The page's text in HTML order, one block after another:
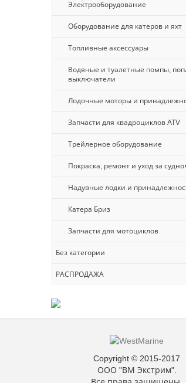
Электрооборудование
Оборудование для катеров и яхт
Топливные аксессуары
Водяные и туалетные помпы,
выключатели
Лодочные моторы и
Запчасти для квадроциклов ATV
Трейлерное оборудование
Покраска, ремонт и уход за
Надувные лодки и
Катера Бриз
Запчасти для мотоциклов
Без категории
РАСПРОДАЖА
Copyright © 2015-2017
ООО "ВМ Экстрим".